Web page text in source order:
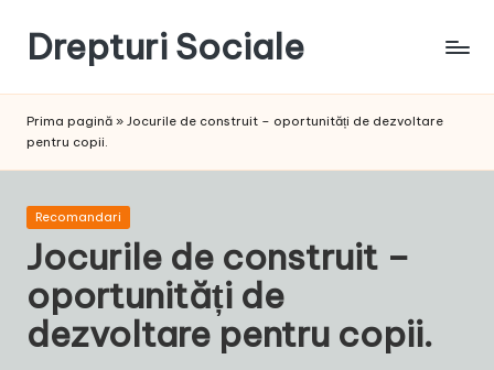
content
Drepturi Sociale
Sociale:
Schimbarea
Noastră!
Prima pagină » Jocurile de construit – oportunități de dezvoltare
pentru copii.
Posted
Recomandari
Jocurile de construit –
oportunități de
dezvoltare pentru copii.